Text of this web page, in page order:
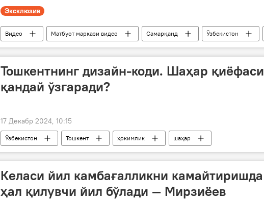
Эксклюзив
Видео Матбуот маркази видео Самарқанд Ўзбекистон
Қозоғистон
АЭС уран Росатом
энергетика
Тошкентнинг дизайн-коди. Шаҳар қиёфаси
қандай ўзгаради?
17 Декабр 2024, 10:15
Ўзбекистон Тошкент ҳокимлик шаҳар
Келаси йил камбағалликни камайтиришда
ҳал қилувчи йил бўлади — Мирзиёев